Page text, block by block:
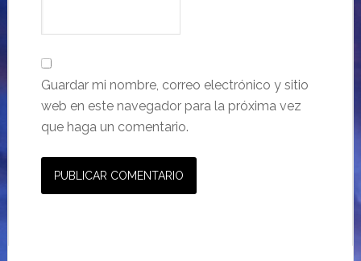
Guardar mi nombre, correo electrónico y sitio
web en este navegador para la próxima vez
que haga un comentario.